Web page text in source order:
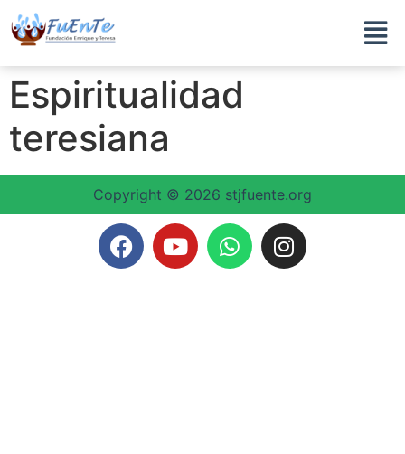
Espiritualidad
teresiana
Copyright © 2026 stjfuente.org